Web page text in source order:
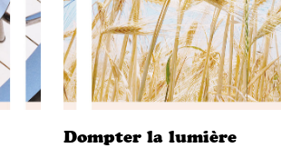
Dompter la lumière